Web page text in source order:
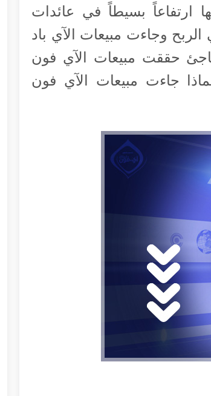
ارتفاعاً بسيطاً في عائدات
وجاءت مبيعات الآي باد
حققت مبيعات الآي فون
جاءت مبيعات الآي فون